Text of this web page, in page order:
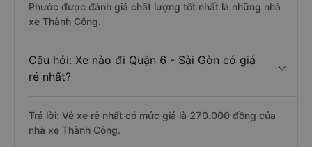
Phước được đánh giá chất lượng tốt nhất là những nhà
xe Thành Công.
Câu hỏi: Xe nào đi Quận 6 - Sài Gòn có giá
rẻ nhất?
Trả lời: Vé xe rẻ nhất có mức giá là 270.000 đồng của
nhà xe Thành Công.